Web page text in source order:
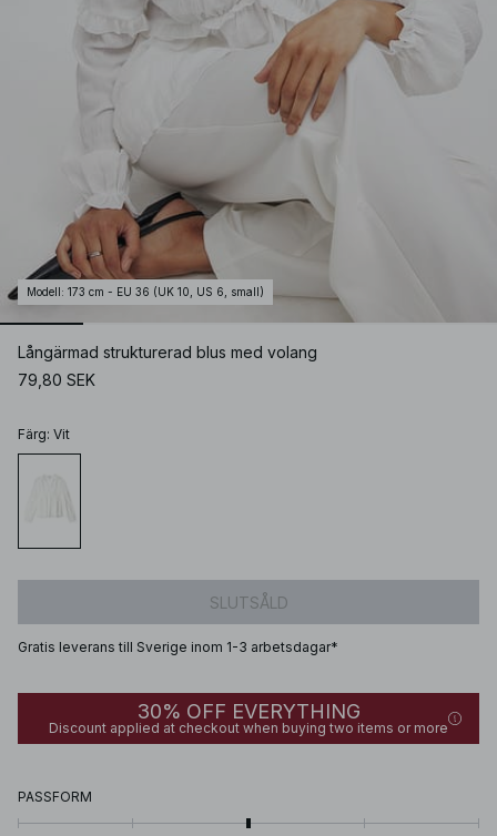
Modell : 173 cm - EU 36 (UK 10, US 6, small)
Långärmad strukturerad blus med volang
79,80 SEK
Färg: Vit
SLUTSÅLD
Gratis leverans till Sverige inom 1-3 arbetsdagar*
30% OFF EVERYTHING
Discount applied at checkout when buying two items or more
PASSFORM